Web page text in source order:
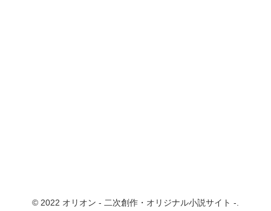
© 2022 オリオン - 二次創作・オリジナル小説サイト -.